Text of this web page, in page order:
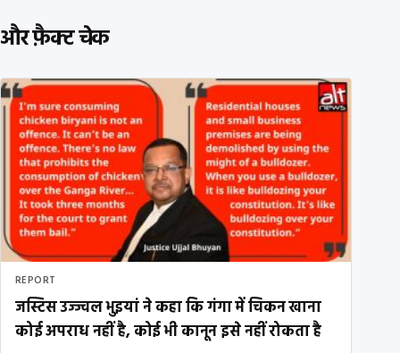
और फ़ैक्ट चेक
REPORT
जस्टिस उज्ज्वल भुइयां ने कहा कि गंगा में चिकन खाना
कोई अपराध नहीं है, कोई भी कानून इसे नहीं रोकता है